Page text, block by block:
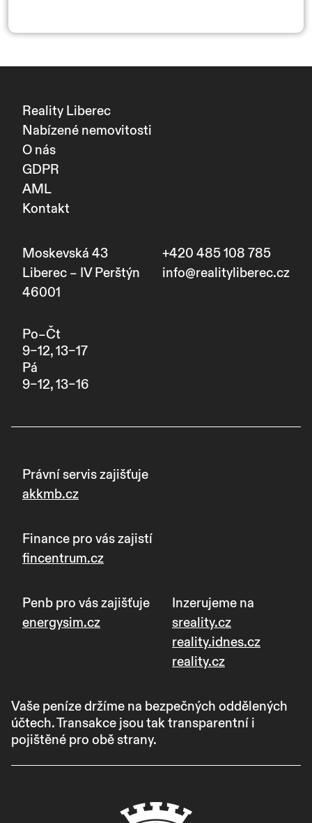
Reality Liberec
Nabízené nemovitosti
O nás
GDPR
AML
Kontakt
Moskevská 43
Liberec – IV Perštýn
46001
+420 485 108 785
info@realityliberec.cz
Po–Čt
9–12, 13–17
Pá
9–12, 13–16
Právní servis zajišťuje
akkmb.cz
Finance pro vás zajistí
fincentrum.cz
Penb pro vás zajišťuje
energysim.cz
Inzerujeme na
sreality.cz
reality.idnes.cz
reality.cz
Vaše peníze držíme na bezpečných oddělených
účtech. Transakce jsou tak transparentní i
pojištěné pro obě strany.